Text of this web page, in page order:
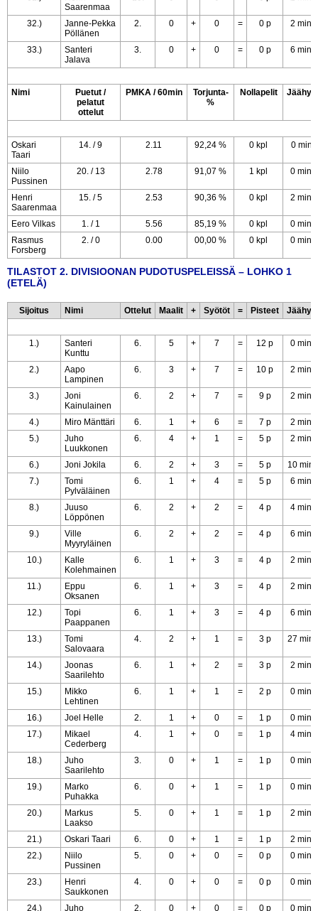
Saarenmaa
32.)
Janne-Pekka
Pöllänen
2. 0 + 0 = 0 p 2 min
33.)
Santeri
Jalava
3. 0 + 0 = 0 p 6 min
Nimi
Puetut /
pelatut
ottelut
PMKA / 60min
Torjunta-
%
Nollapelit Jäähyt
Oskari
Taari
14. / 9 2.11 92,24 % 0 kpl 0 min
Niilo
Pussinen
20. / 13 2.78 91,07 % 1 kpl 0 min
Henri
Saarenmaa
15. / 5 2.53 90,36 % 0 kpl 2 min
Eero Vilkas 1. / 1 5.56 85,19 % 0 kpl
0 min
Rasmus
Forsberg
2. / 0 0.00 00,00 % 0 kpl 0 min
TILASTOT 2. DIVISIOONAN PUDOTUSPELEISSÄ – LOHKO 1
(ETELÄ)
Sijoitus Nimi Ottelut Maalit + Syötöt = Pisteet Jäähyt
1.)
Santeri
Kunttu
6. 5 + 7 = 12 p 0 min
2.)
Aapo
Lampinen
6. 3 + 7 = 10 p 2 min
3.)
Joni
Kainulainen
6. 2 + 7 = 9 p 2 min
4.) Miro Mänttäri 6. 1 + 6 = 7 p
2 min
5.)
Juho
Luukkonen
6. 4 + 1 = 5 p 2 min
6.) Joni Jokila 6. 2 + 3 = 5 p
10 min
7.)
Tomi
Pylväläinen
6. 1 + 4 = 5 p 6 min
8.)
Juuso
Löppönen
6. 2 + 2 = 4 p 4 min
9.)
Ville
Myyryläinen
6. 2 + 2 = 4 p 6 min
10.)
Kalle
Kolehmainen
6. 1 + 3 = 4 p 2 min
11.)
Eppu
Oksanen
6. 1 + 3 = 4 p 2 min
12.)
Topi
Paappanen
6. 1 + 3 = 4 p 6 min
13.)
Tomi
Salovaara
4. 2 + 1 = 3 p 27 min
14.)
Joonas
Saarilehto
6. 1 + 2 = 3 p 2 min
15.)
Mikko
Lehtinen
6. 1 + 1 = 2 p 0 min
16.) Joel Helle 2. 1 + 0 = 1 p
0 min
17.)
Mikael
Cederberg
4. 1 + 0 = 1 p 4 min
18.)
Juho
Saarilehto
3. 0 + 1 = 1 p 0 min
19.)
Marko
Puhakka
6. 0 + 1 = 1 p 0 min
20.)
Markus
Laakso
5. 0 + 1 = 1 p 2 min
21.) Oskari Taari 6. 0 + 1 = 1 p
2 min
22.)
Niilo
Pussinen
5. 0 + 0 = 0 p 0 min
23.)
Henri
Saukkonen
4. 0 + 0 = 0 p 0 min
24.) Juho 2. 0 + 0 = 0 p 0 min